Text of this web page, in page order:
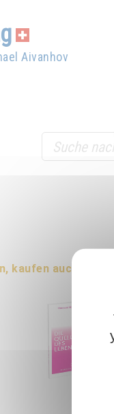
Aivanhov
kaufen auch: